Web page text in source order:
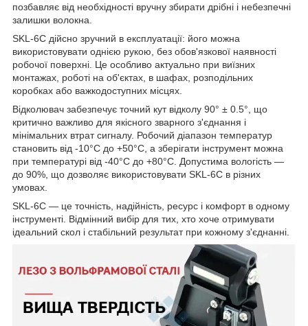
позбавляє від необхідності вручну збирати дрібні і небезпечні
залишки волокна.
SKL-6C дійсно зручний в експлуатації: його можна
використовувати однією рукою, без обов'язкової наявності
робочої поверхні. Це особливо актуально при виїзних
монтажах, роботі на об'єктах, в шафах, розподільних
коробках або важкодоступних місцях.
Відколювач забезпечує точний кут відколу 90° ± 0.5°, що
критично важливо для якісного зварного з'єднання і
мінімальних втрат сигналу. Робочий діапазон температур
становить від -10°C до +50°C, а зберігати інструмент можна
при температурі від -40°C до +80°C. Допустима вологість —
до 90%, що дозволяє використовувати SKL-6C в різних
умовах.
SKL-6C — це точність, надійність, ресурс і комфорт в одному
інструменті. Відмінний вибір для тих, хто хоче отримувати
ідеальний скол і стабільний результат при кожному з'єднанні.